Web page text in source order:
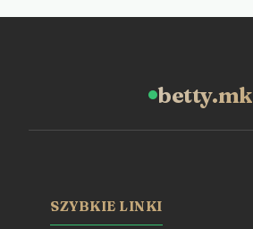
betty.mk
SZYBKIE LINKI